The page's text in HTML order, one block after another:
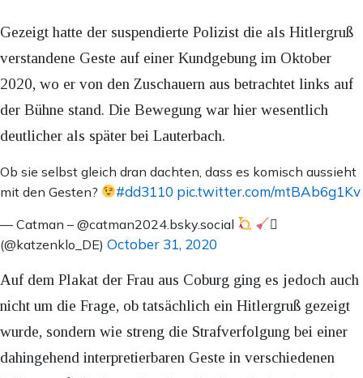
Gezeigt hatte der suspendierte Polizist die als Hitlergruß
verstandene Geste auf einer Kundgebung im Oktober
2020, wo er von den Zuschauern aus betrachtet links auf
der Bühne stand. Die Bewegung war hier wesentlich
deutlicher als später bei Lauterbach.
Ob sie selbst gleich dran dachten, dass es komisch aussieht
mit den Gesten?
#dd3110 pic.twitter.com/mtBAb6g1Kv
— Catman – @catman2024.bsky.social

(@katzenklo_DE) October 31, 2020
Auf dem Plakat der Frau aus Coburg ging es jedoch auch
nicht um die Frage, ob tatsächlich ein Hitlergruß gezeigt
wurde, sondern wie streng die Strafverfolgung bei einer
dahingehend interpretierbaren Geste in verschiedenen